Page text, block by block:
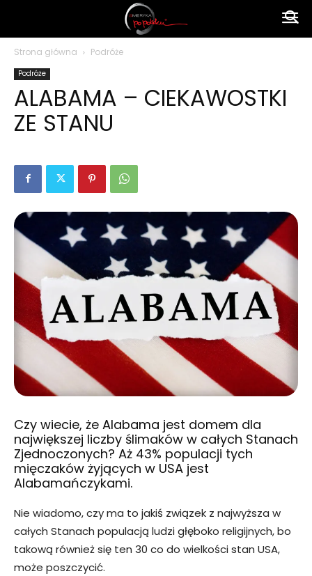
Strona główna Podróże
Podróże
ALABAMA – CIEKAWOSTKI
ZE STANU
Czy wiecie, że Alabama jest domem dla
największej liczby ślimaków w całych Stanach
Zjednoczonych? Aż 43% populacji tych
mięczaków żyjących w USA jest
Alabamańczykami.
Nie wiadomo, czy ma to jakiś związek z najwyższa w
całych Stanach populacją ludzi głęboko religijnych, bo
takową również się ten 30 co do wielkości stan USA,
może poszczycić.